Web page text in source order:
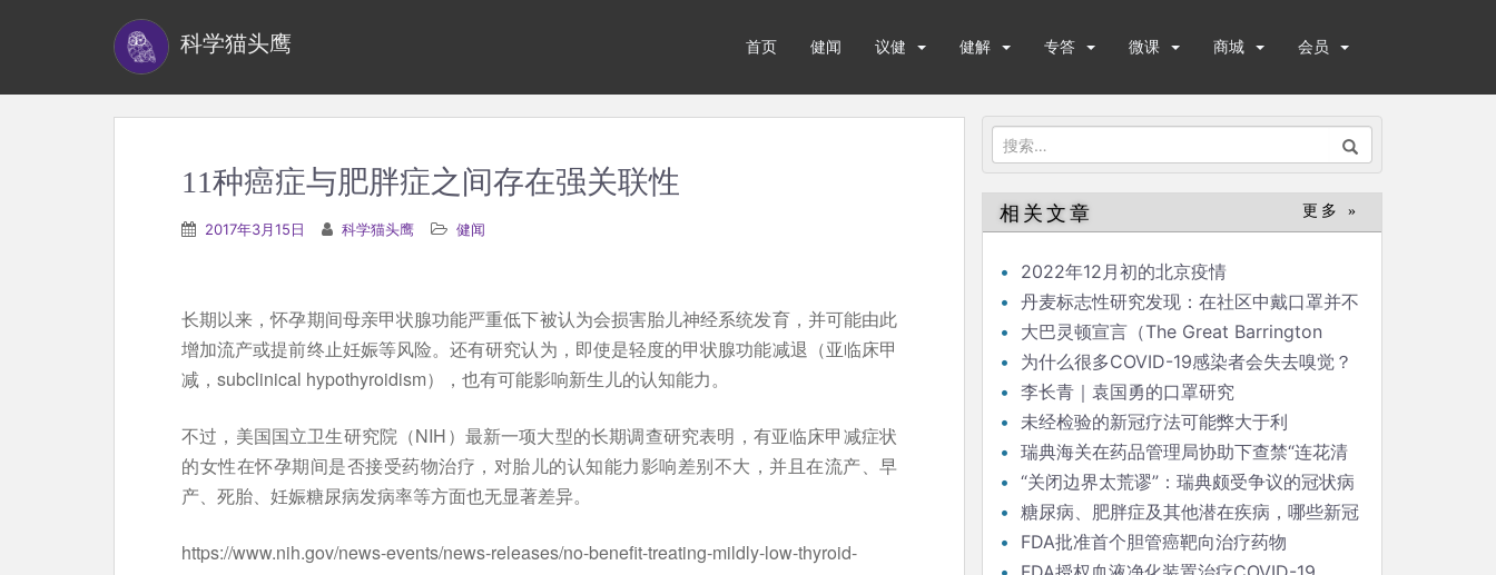
科学猫头鹰 首页 健闻 议健 健解 专答 微课 商城 会员
搜
索：
11种癌症与肥胖症之间存在强关联性
2017年3月15日 科学猫头鹰 健闻
长期以来，怀孕期间母亲甲状腺功能严重低下被认为会损害胎儿神经系统发育，并可能由此
增加流产或提前终止妊娠等风险。还有研究认为，即使是轻度的甲状腺功能减退（亚临床甲
减，subclinical hypothyroidism），也有可能影响新生儿的认知能力。
不过，美国国立卫生研究院（NIH）最新一项大型的长期调查研究表明，有亚临床甲减症状
的女性在怀孕期间是否接受药物治疗，对胎儿的认知能力影响差别不大，并且在流产、早
产、死胎、妊娠糖尿病发病率等方面也无显著差异。
https://www.nih.gov/news-events/news-releases/no-benefit-treating-mildly-low-thyroid-
相关文章 更多 »
2022年12月初的北京疫情
丹麦标志性研究发现：在社区中戴口罩并不
能显著降低（新冠）感染率
大巴灵顿宣言（The Great Barrington
Declaration）
为什么很多COVID-19感染者会失去嗅觉？
李长青｜袁国勇的口罩研究
未经检验的新冠疗法可能弊大于利
瑞典海关在药品管理局协助下查禁“连花清
瘟”“关闭边界太荒谬”：瑞典颇受争议的冠状病
毒策略背后的流行病学家
糖尿病、肥胖症及其他潜在疾病，哪些新冠
患者最危险？
FDA批准首个胆管癌靶向治疗药物